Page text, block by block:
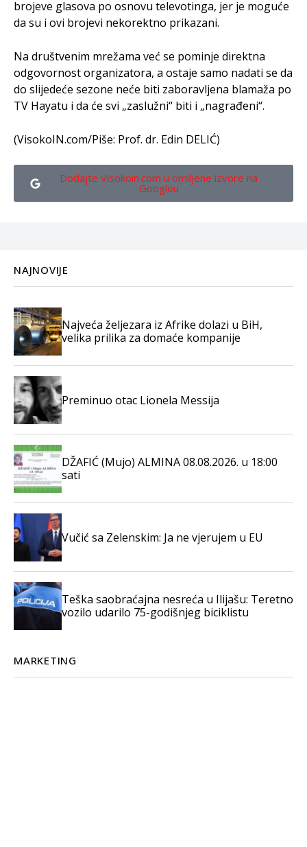
brojeve glasova po osnovu televotinga, jer je moguće
da su i ovi brojevi nekorektno prikazani.
Na društvenim mrežama već se pominje direktna
odgovornost organizatora, a ostaje samo nadati se da
do slijedeće sezone neće biti zaboravljena blamaža po
TV Hayatu i da će svi „zaslužni“ biti i „nagrađeni“.
(VisokoIN.com/Piše: Prof. dr. Edin DELIĆ)
Dodajte Visokoin.com u omiljene izvore na
Googleu
NAJNOVIJE
Najveća željezara iz Afrike dolazi u BiH,
velika prilika za domaće kompanije
Preminuo otac Lionela Messija
DŽAFIĆ (Mujo) ALMINA 08.08.2026. u 18:00
sati
Vučić sa Zelenskim: Ja ne vjerujem u EU
Teška saobraćajna nesreća u Ilijašu: Teretno
vozilo udarilo 75-godišnjeg biciklistu
MARKETING